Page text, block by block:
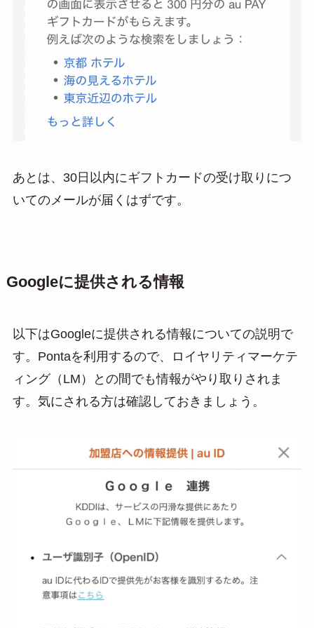
あとは、30日以内にギフトカードの受け取りにつ
いてのメールが届くはずです。
Googleに提供される情報
以下はGoogleに提供される情報についての説明で
す。Pontaを利用するので、ロイヤリティマーケテ
ィング（LM）との間でも情報がやり取りされま
す。気にされる方は確認しておきましょう。